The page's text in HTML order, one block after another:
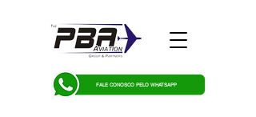
FALE CONOSCO PELO WHATSAPP